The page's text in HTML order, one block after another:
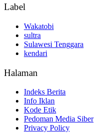
Label
Wakatobi
sultra
Sulawesi Tenggara
kendari
Halaman
Indeks Berita
Info Iklan
Kode Etik
Pedoman Media Siber
Privacy Policy